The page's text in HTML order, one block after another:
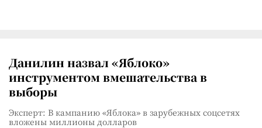
Данилин назвал «Яблоко»
инструментом вмешательства в
выборы
Эксперт: В кампанию «Яблока» в зарубежных соцсетях
вложены миллионы долларов